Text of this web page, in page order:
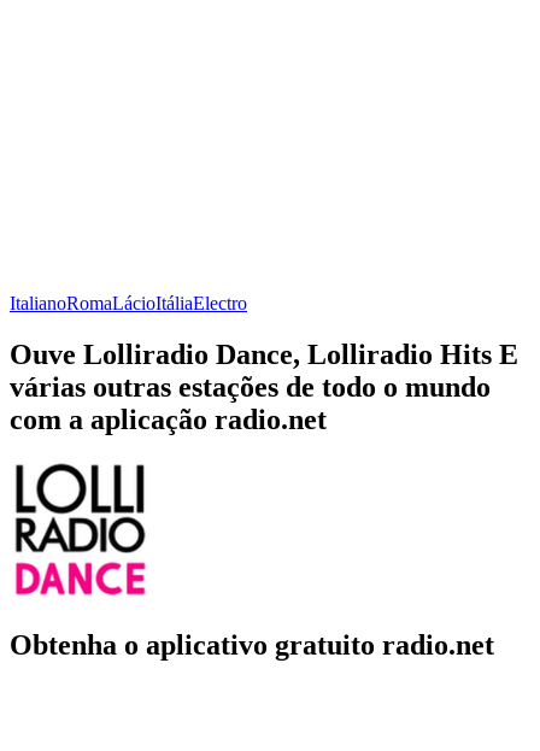
ItalianoRomaLácioItáliaElectro
Ouve Lolliradio Dance, Lolliradio Hits E
várias outras estações de todo o mundo
com a aplicação radio.net
Obtenha o aplicativo gratuito radio.net